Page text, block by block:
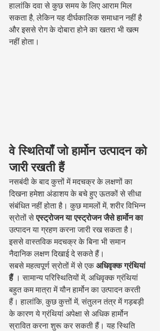
हालांकि दवा से कुछ समय के लिए आराम मिल
सकता है, लेकिन यह दीर्घकालिक समाधान नहीं है
और इससे रोग के दोबारा होने का खतरा भी खत्म
नहीं होता।
वे स्थितियाँ जो हार्मोन उत्पादन को
जारी रखती हैं
नसबंदी के बाद कुत्तों में मदचक्र के लक्षणों का
दिखना हमेशा अंडाशय के बचे हुए ऊतकों से सीधा
संबंधित नहीं होता है। कुछ मामलों में, शरीर विभिन्न
स्रोतों से एस्ट्रोजन या एस्ट्रोजन जैसे हार्मोन का
उत्पादन या ग्रहण करना जारी रख सकता है।
इससे वास्तविक मदचक्र के बिना भी समान
नैदानिक लक्षण दिखाई दे सकते हैं।
सबसे महत्वपूर्ण स्रोतों में से एक अधिवृक्क ग्रंथियां
हैं । सामान्य परिस्थितियों में, अधिवृक्क ग्रंथियां
बहुत कम मात्रा में यौन हार्मोन का उत्पादन करती
हैं। हालांकि, कुछ कुत्तों में, संतुलन तंत्र में गड़बड़ी
के कारण ये ग्रंथियां अपेक्षा से अधिक हार्मोन
स्रावित करना शुरू कर सकती हैं। यह स्थिति